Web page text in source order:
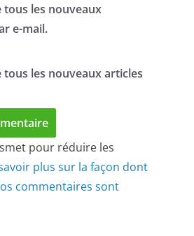
tous les nouveaux
e-mail.
tous les nouveaux articles
pour réduire les
plus sur la façon dont
commentaires sont